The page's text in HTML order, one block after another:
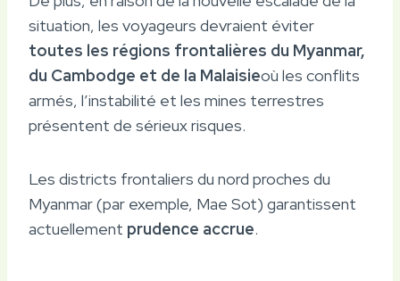
situation, les voyageurs devraient éviter
toutes les régions frontalières du Myanmar,
du Cambodge et de la Malaisieoù les conflits
armés, l’instabilité et les mines terrestres
présentent de sérieux risques.
Les districts frontaliers du nord proches du
Myanmar (par exemple, Mae Sot) garantissent
actuellement prudence accrue.